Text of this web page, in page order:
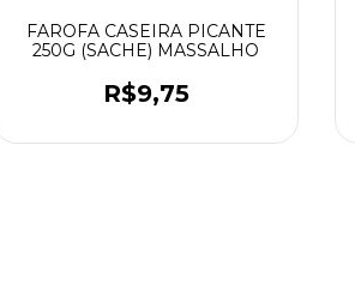
FAROFA CASEIRA PICANTE
250G (SACHE) MASSALHO
R$9,75